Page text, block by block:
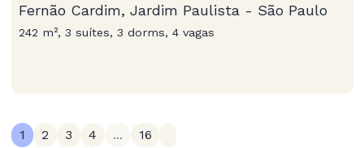
Fernão Cardim, Jardim Paulista - São Paulo
242 m², 3 suítes, 3 dorms, 4 vagas
1 2 3 4 ... 16